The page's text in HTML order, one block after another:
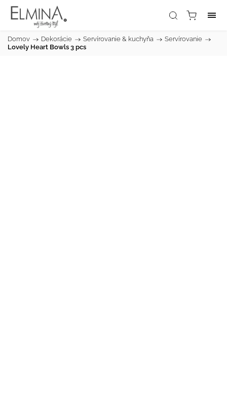
Domov / Dekorácie / Servírovanie & kuchyňa / Servírovanie /
Lovely Heart Bowls 3 pcs